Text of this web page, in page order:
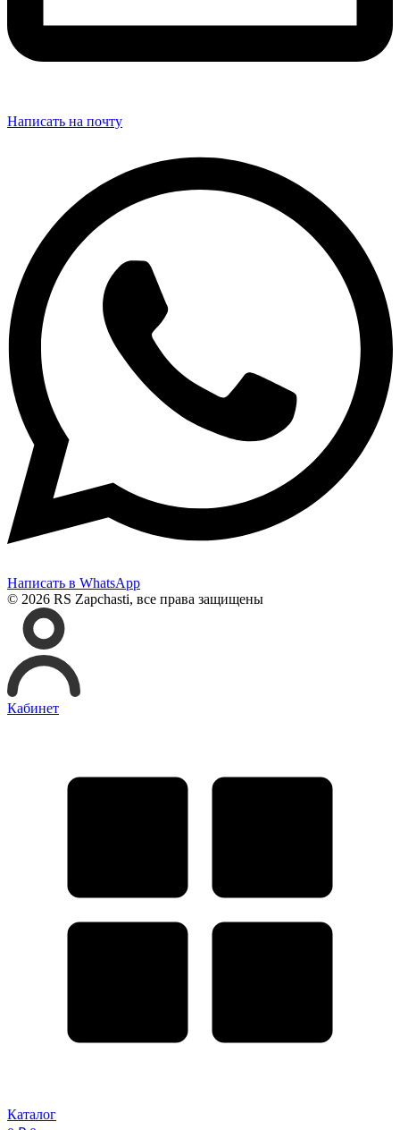
Написать на почту
Написать в WhatsApp
© 2026 RS Zapchasti, все права защищены
Кабинет
Каталог